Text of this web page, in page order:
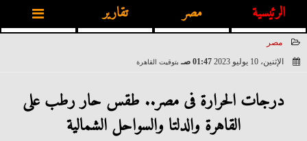
الرئيسية مصر تقارير
مصر
الإثنين، 10 يوليو 2023
01:47 صـ بتوقيت القاهرة
درجات الحرارة فى مصر.. طقس حار رطب على
القاهرة والدلتا والسواحل الشمالية